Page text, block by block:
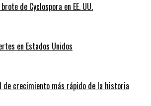
de Cyclospora en EE. UU.
en Estados Unidos
de crecimiento más rápido de la historia